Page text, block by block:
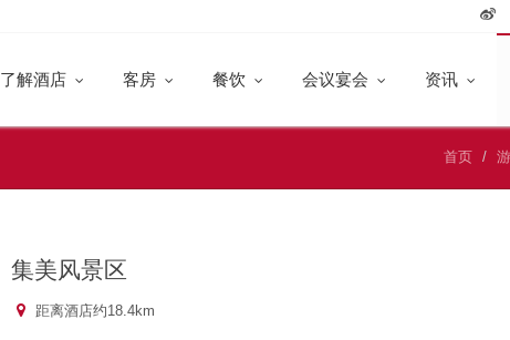
了解酒店 客房 餐饮 会议宴会 资讯
首页
集美风景区
距离酒店约18.4km